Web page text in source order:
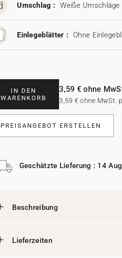
Umschlag : Weiße
Einlegeblätter : Ohne
IN DEN
WARENKORB
3,59 € ohne
3,59 € ohne MwSt.
PREISANGEBOT ERSTELLEN
Geschätzte Lieferung : 14
Beschreibung
Lieferzeiten